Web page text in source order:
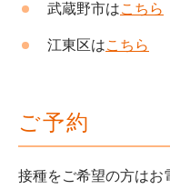
武蔵野市はこちら
江東区はこちら
ご予約
接種をご希望の方はお